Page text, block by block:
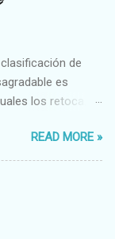
de
es
los retoca.
Selecto-
a)
Bondadoso-
Desleal,etc.
READ MORE »